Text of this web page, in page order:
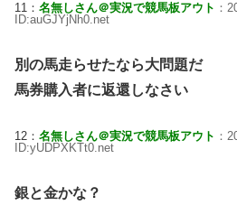
11： 名無しさん＠実況で競馬板アウト ：
ID:auGJYjNh0.net
別の馬走らせたなら大問題だ
馬券購入者に返還しなさい
12： 名無しさん＠実況で競馬板アウト ：
ID:yUDPXKTt0.net
銀と金かな？